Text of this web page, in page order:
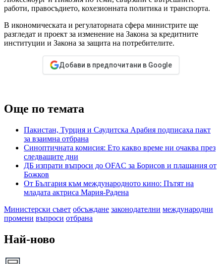
работи, правосъдието, кохезионната политика и транспорта.
В икономическата и регулаторната сфера министрите ще
разгледат и проект за изменение на Закона за кредитните
институции и Закона за защита на потребителите.
Добави в предпочитани в Google
Още по темата
Пакистан, Турция и Саудитска Арабия подписаха пакт
за взаимна отбрана
Синоптичната комисия: Ето какво време ни очаква през
следващите дни
ДБ изпрати въпроси до OFAC за Борисов и плащания от
Божков
От България към международното кино: Пътят на
младата актриса Мария-Радена
Министерски съвет обсъждане законодателни международни
промени въпроси отбрана
Най-ново